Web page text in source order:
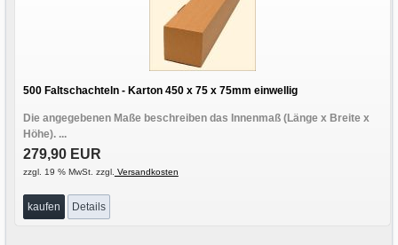
500 Faltschachteln - Karton 450 x 75 x 75mm einwellig
Die angegebenen Maße beschreiben das Innenmaß (Länge x Breite x
Höhe). ...
279,90 EUR
zzgl. 19 % MwSt. zzgl. Versandkosten
kaufen Details